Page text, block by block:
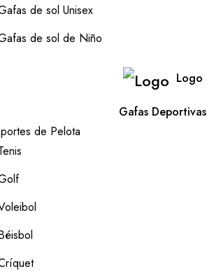
de sol Unisex
de sol de Niño
Logo
Gafas Deportivas
de Pelota